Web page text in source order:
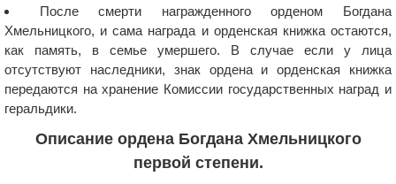
После смерти награжденного орденом Богдана
Хмельницкого, и сама награда и орденская книжка остаются,
как память, в семье умершего. В случае если у лица
отсутствуют наследники, знак ордена и орденская книжка
передаются на хранение Комиссии государственных наград и
геральдики.
Описание ордена Богдана Хмельницкого
первой степени.